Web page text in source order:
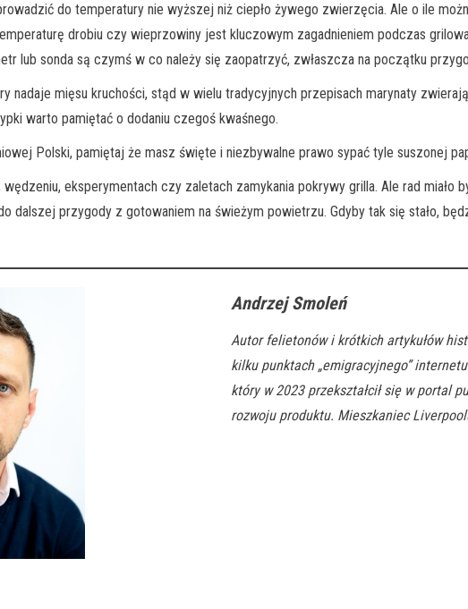
do temperatury nie wyższej niż ciepło żywego zwierzęcia. Ale o ile
drobiu czy wieprzowiny jest kluczowym zagadnieniem podczas
lub sonda są czymś w co należy się zaopatrzyć, zwłaszcza na początku
nadaje mięsu kruchości, stąd w wielu tradycyjnych przepisach marynaty
warto pamiętać o dodaniu czegoś kwaśnego.
Polski, pamiętaj że masz święte i niezbywalne prawo sypać tyle suszonej
eksperymentach czy zaletach zamykania pokrywy grilla. Ale rad miało
dalszej przygody z gotowaniem na świeżym powietrzu. Gdyby tak się stało,
Andrzej Smoleń
Autor felietonów i krótkich artykułów
kilku punktach „emigracyjnego”
który w 2023 przekształcił się w portal
rozwoju produktu. Mieszkaniec